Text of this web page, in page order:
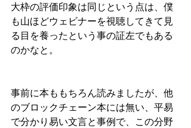
大枠の評価印象は同じという点は、僕
も山ほどウェビナーを視聴してきて見
る目を養ったという事の証左でもある
のかなと。
事前に本ももちろん読みましたが、他
のブロックチェーン本には無い、平易
で分かり易い文言と事例で、この分野